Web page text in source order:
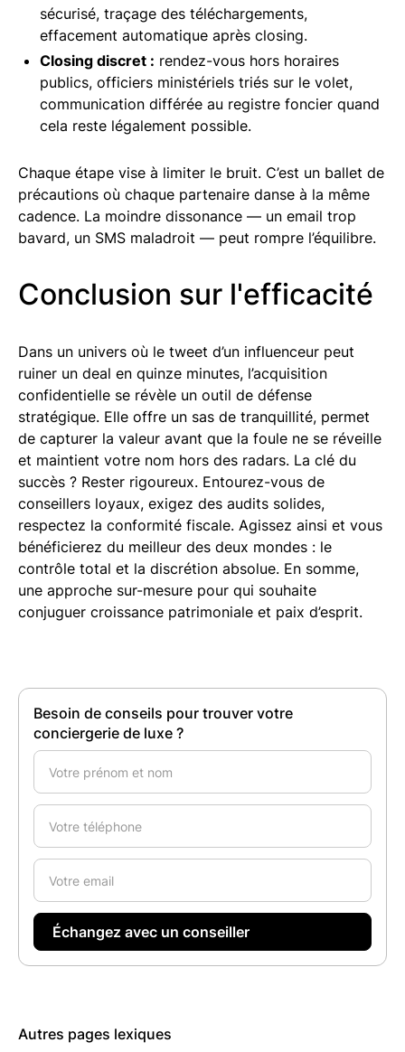
sécurisé, traçage des téléchargements,
effacement automatique après closing.
Closing discret : rendez-vous hors horaires
publics, officiers ministériels triés sur le volet,
communication différée au registre foncier quand
cela reste légalement possible.
Chaque étape vise à limiter le bruit. C’est un ballet de
précautions où chaque partenaire danse à la même
cadence. La moindre dissonance — un email trop
bavard, un SMS maladroit — peut rompre l’équilibre.
Conclusion sur l'efficacité
Dans un univers où le tweet d’un influenceur peut
ruiner un deal en quinze minutes, l’acquisition
confidentielle se révèle un outil de défense
stratégique. Elle offre un sas de tranquillité, permet
de capturer la valeur avant que la foule ne se réveille
et maintient votre nom hors des radars. La clé du
succès ? Rester rigoureux. Entourez-vous de
conseillers loyaux, exigez des audits solides,
respectez la conformité fiscale. Agissez ainsi et vous
bénéficierez du meilleur des deux mondes : le
contrôle total et la discrétion absolue. En somme,
une approche sur-mesure pour qui souhaite
conjuguer croissance patrimoniale et paix d’esprit.
Besoin de conseils pour trouver votre
conciergerie de luxe ?
Autres pages lexiques